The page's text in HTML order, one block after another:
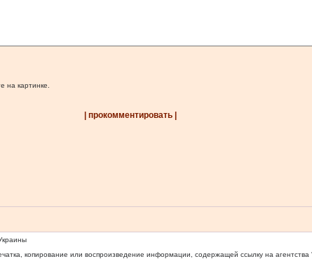
на картинке.
| прокомментировать |
копирование или воспроизведение информации, содержащей ссылку на